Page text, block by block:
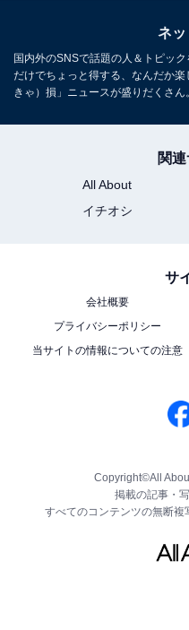
ネッ
国内外のSNSで話題の人＆トピッ
だけでちょっと得する、なんだか
きゃ）損」ニュースが盛りだくさん。
関
All About
イチオシ
サ
会社概要
プライバシーポリシー
当サイトの情報についての注意
Copyright©All
掲載の記事・
すべてのコンテンツの無断複